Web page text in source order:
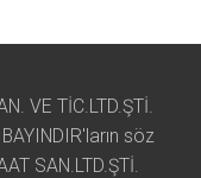
VE TİC.LTD.ŞTİ.
söz
SAN.LTD.ŞTİ.